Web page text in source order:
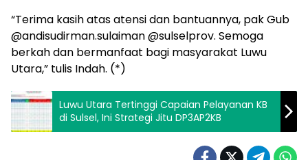
“Terima kasih atas atensi dan bantuannya, pak Gub
@andisudirman.sulaiman @sulselprov. Semoga
berkah dan bermanfaat bagi masyarakat Luwu
Utara,” tulis Indah. (*)
Luwu Utara Tertinggi Capaian Pelayanan KB
di Sulsel, Ini Strategi Jitu DP3AP2KB